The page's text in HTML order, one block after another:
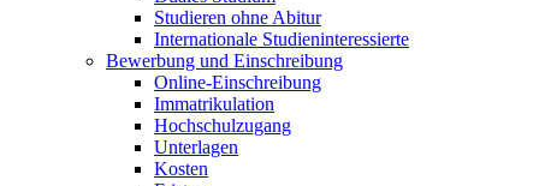
Studieren ohne Abitur
Internationale Studieninteressierte
Bewerbung und Einschreibung
Online-Einschreibung
Immatrikulation
Hochschulzugang
Unterlagen
Kosten